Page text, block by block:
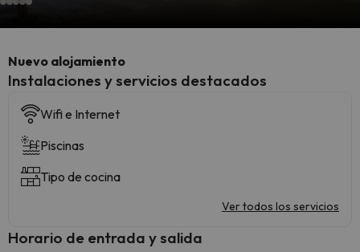
Nuevo alojamiento
Instalaciones y servicios destacados
Wifi e Internet
Piscinas
Tipo de cocina
Ver todos los servicios
Horario de entrada y salida